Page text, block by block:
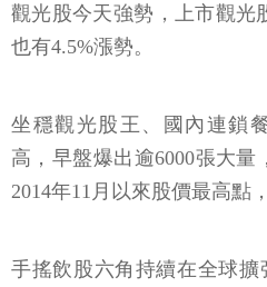
觀光股今天強勢，上市觀光
也有4.5%漲勢。
坐穩觀光股王、國內連鎖
高，早盤爆出逾6000張大量
2014年11月以來股價最高點
手搖飲股六角持續在全球